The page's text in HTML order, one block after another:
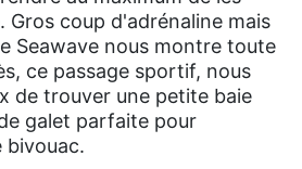
Gros coup d'adrénaline mais
Seawave nous montre toute
ce passage sportif, nous
de trouver une petite baie
galet parfaite pour
bivouac.